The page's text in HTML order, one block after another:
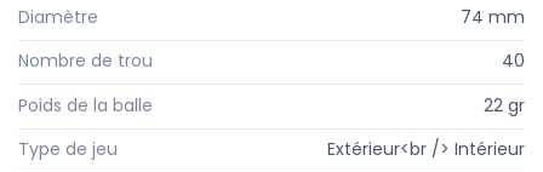
Diamètre
74 mm
Nombre de trou
40
Poids de la balle
22 gr
Type de jeu
Extérieur<br /> Intérieur